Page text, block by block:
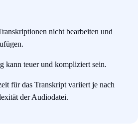
nicht bearbeiten und
kann teuer und kompliziert sein.
für das Transkript variiert je nach
der Audiodatei.